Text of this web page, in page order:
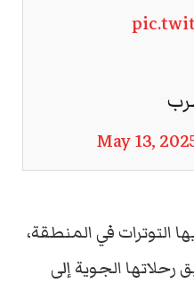
May 13,
التوتراتفيالمنطقة،
رحلاتها الجويةإلى